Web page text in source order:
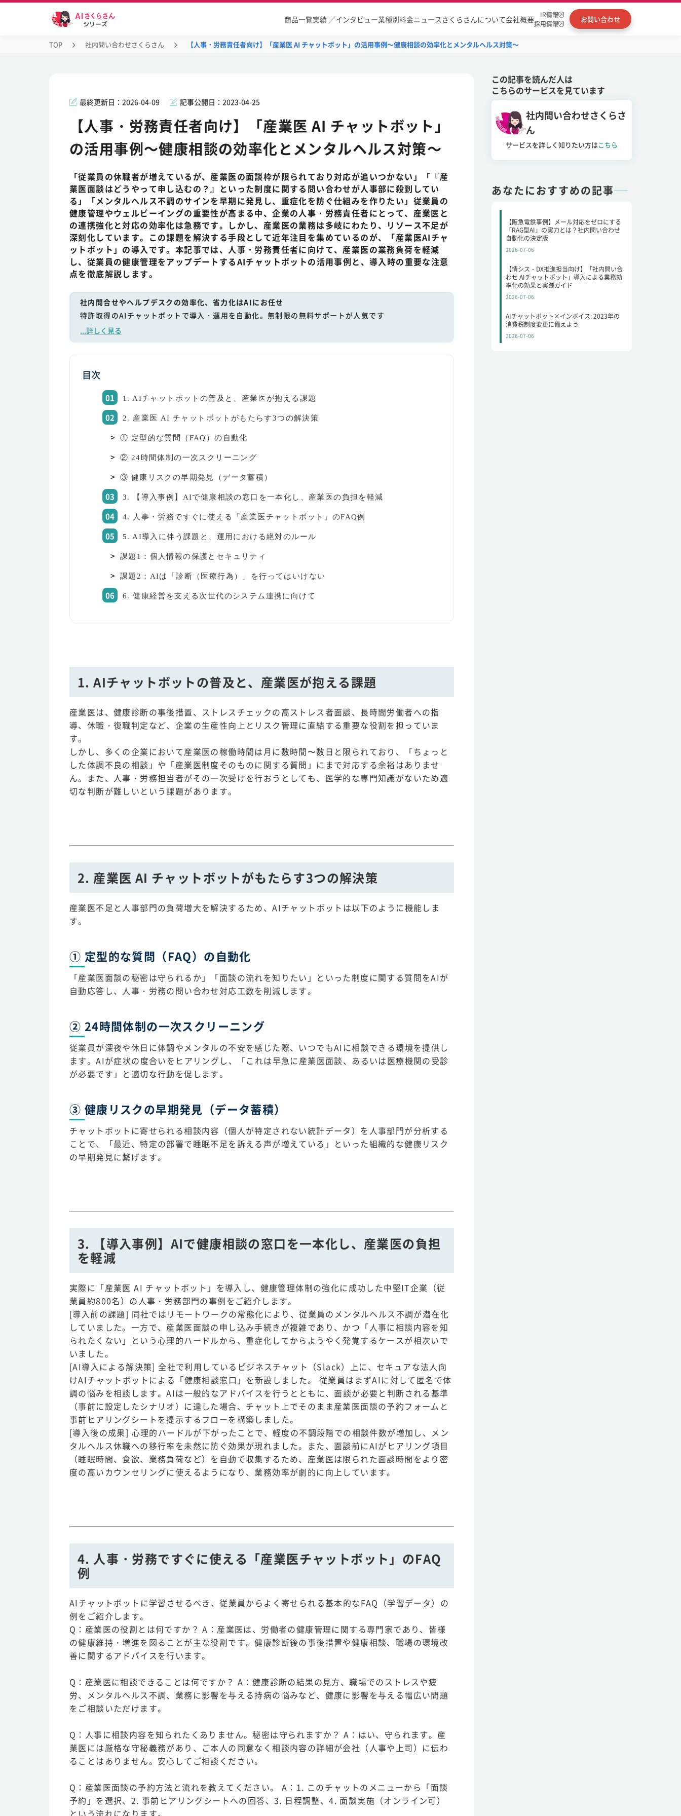
商品一覧実績 ／インタビュー業種別料金ニュース さくらさんについて会社概要
IR情報
採用情報
お問い合わせ
TOP 社内問い合わせさくらさん 【人事・労務責任者向け】「産業医 AI チャットボット」の活用事例～健康相談の効率化とメンタルヘルス対策～
最終更新日： 2026-04-09 記事公開日： 2023-04-25
【人事・労務責任者向け】「産業医 AI チャットボット」
の活用事例～健康相談の効率化とメンタルヘルス対策～
「従業員の休職者が増えているが、産業医の面談枠が限られており対応が追いつかない」「『産
業医面談はどうやって申し込むの？』といった制度に関する問い合わせが人事部に殺到してい
る」「メンタルヘルス不調のサインを早期に発見し、重症化を防ぐ仕組みを作りたい」従業員の
健康管理やウェルビーイングの重要性が高まる中、企業の人事・労務責任者にとって、産業医と
の連携強化と対応の効率化は急務です。しかし、産業医の業務は多岐にわたり、リソース不足が
深刻化しています。この課題を解決する手段として近年注目を集めているのが、「産業医AIチャ
ットボット」の導入です。本記事では、人事・労務責任者に向けて、産業医の業務負荷を軽減
し、従業員の健康管理をアップデートするAIチャットボットの活用事例と、導入時の重要な注意
点を徹底解説します。
社内問合せやヘルプデスクの効率化、省力化はAIにお任せ
特許取得のAIチャットボットで導入・運用を自動化。無制限の無料サポートが人気です
...詳しく見る
目次
1. AIチャットボットの普及と、産業医が抱える課題
2. 産業医 AI チャットボットがもたらす3つの解決策
① 定型的な質問（FAQ）の自動化
② 24時間体制の一次スクリーニング
③ 健康リスクの早期発見（データ蓄積）
3. 【導入事例】AIで健康相談の窓口を一本化し、産業医の負担を軽減
4. 人事・労務ですぐに使える「産業医チャットボット」のFAQ例
5. AI導入に伴う課題と、運用における絶対のルール
課題1：個人情報の保護とセキュリティ
課題2：AIは「診断（医療行為）」を行ってはいけない
6. 健康経営を支える次世代のシステム連携に向けて
1. AIチャットボットの普及と、産業医が抱える課題
産業医は、健康診断の事後措置、ストレスチェックの高ストレス者面談、長時間労働者への指
導、休職・復職判定など、企業の生産性向上とリスク管理に直結する重要な役割を担っていま
す。
しかし、多くの企業において産業医の稼働時間は月に数時間〜数日と限られており、「ちょっと
した体調不良の相談」や「産業医制度そのものに関する質問」にまで対応する余裕はありませ
ん。また、人事・労務担当者がその一次受けを行おうとしても、医学的な専門知識がないため適
切な判断が難しいという課題があります。
2. 産業医 AI チャットボットがもたらす3つの解決策
産業医不足と人事部門の負荷増大を解決するため、AIチャットボットは以下のように機能しま
す。
① 定型的な質問（FAQ）の自動化
「産業医面談の秘密は守られるか」「面談の流れを知りたい」といった制度に関する質問をAIが
自動応答し、人事・労務の問い合わせ対応工数を削減します。
② 24時間体制の一次スクリーニング
従業員が深夜や休日に体調やメンタルの不安を感じた際、いつでもAIに相談できる環境を提供し
ます。AIが症状の度合いをヒアリングし、「これは早急に産業医面談、あるいは医療機関の受診
が必要です」と適切な行動を促します。
③ 健康リスクの早期発見（データ蓄積）
チャットボットに寄せられる相談内容（個人が特定されない統計データ）を人事部門が分析する
ことで、「最近、特定の部署で睡眠不足を訴える声が増えている」といった組織的な健康リスク
の早期発見に繋げます。
3. 【導入事例】AIで健康相談の窓口を一本化し、産業医の負担
を軽減
実際に「産業医 AI チャットボット」を導入し、健康管理体制の強化に成功した中堅IT企業（従
業員約800名）の人事・労務部門の事例をご紹介します。
[導入前の課題] 同社ではリモートワークの常態化により、従業員のメンタルヘルス不調が潜在化
していました。一方で、産業医面談の申し込み手続きが複雑であり、かつ「人事に相談内容を知
られたくない」という心理的ハードルから、重症化してからようやく発覚するケースが相次いで
いました。
[AI導入による解決策] 全社で利用しているビジネスチャット（Slack）上に、セキュアな法人向
けAIチャットボットによる「健康相談窓口」を新設しました。 従業員はまずAIに対して匿名で体
調の悩みを相談します。AIは一般的なアドバイスを行うとともに、面談が必要と判断される基準
（事前に設定したシナリオ）に達した場合、チャット上でそのまま産業医面談の予約フォームと
事前ヒアリングシートを提示するフローを構築しました。
[導入後の成果] 心理的ハードルが下がったことで、軽度の不調段階での相談件数が増加し、メン
タルヘルス休職への移行率を未然に防ぐ効果が現れました。また、面談前にAIがヒアリング項目
（睡眠時間、食欲、業務負荷など）を自動で収集するため、産業医は限られた面談時間をより密
度の高いカウンセリングに使えるようになり、業務効率が劇的に向上しています。
4. 人事・労務ですぐに使える「産業医チャットボット」のFAQ
例
AIチャットボットに学習させるべき、従業員からよく寄せられる基本的なFAQ（学習データ）の
例をご紹介します。
Q：産業医の役割とは何ですか？ A：産業医は、労働者の健康管理に関する専門家であり、皆様
の健康維持・増進を図ることが主な役割です。健康診断後の事後措置や健康相談、職場の環境改
善に関するアドバイスを行います。
Q：産業医に相談できることは何ですか？ A：健康診断の結果の見方、職場でのストレスや疲
労、メンタルヘルス不調、業務に影響を与える持病の悩みなど、健康に影響を与える幅広い問題
をご相談いただけます。
Q：人事に相談内容を知られたくありません。秘密は守られますか？ A：はい、守られます。産
業医には厳格な守秘義務があり、ご本人の同意なく相談内容の詳細が会社（人事や上司）に伝わ
ることはありません。安心してご相談ください。
Q：産業医面談の予約方法と流れを教えてください。 A：1. このチャットのメニューから「面談
予約」を選択、2. 事前ヒアリングシートへの回答、3. 日程調整、4. 面談実施（オンライン可）
という流れになります。
この記事を読んだ人は
こちらのサービスを見ています
社内問い合わせさくらさ
ん
サービスを詳しく知りたい方はこちら
あなたにおすすめの記事
【阪急電鉄事例】メール対応をゼロにする
「RAG型AI」の実力とは？社内問い合わせ
自動化の決定版
2026-07-06
【情シス・DX推進担当向け】「社内問い合
わせ AIチャットボット」導入による業務効
率化の効果と実践ガイド
2026-07-06
AIチャットボット×インボイス: 2023年の
消費税制度変更に備えよう
2026-07-06